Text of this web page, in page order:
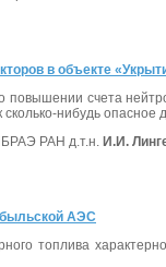
в объекте
повышении счета
сколько-нибудь
РАН д.т.н. И.И.
АЭС
топлива